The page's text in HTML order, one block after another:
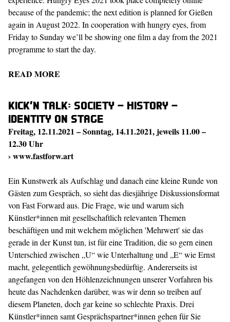
because of the pandemic; the next edition is planned for Gießen
again in August 2022. In cooperation with hungry eyes, from
Friday to Sunday we’ll be showing one film a day from the 2021
programme to start the day.
READ MORE
Kick’n Talk: Society – History –
Identity on Stage
Freitag, 12.11.2021 – Sonntag, 14.11.2021, jeweils 11.00 –
12.30 Uhr
›www.fastforw.art
Ein Kunstwerk als Aufschlag und danach eine kleine Runde von
Gästen zum Gespräch, so sieht das diesjährige Diskussionsformat
von Fast Forward aus. Die Frage, wie und warum sich
Künstler*innen mit gesellschaftlich relevanten Themen
beschäftigen und mit welchem möglichen 'Mehrwert' sie das
gerade in der Kunst tun, ist für eine Tradition, die so gern einen
Unterschied zwischen „U“ wie Unterhaltung und „E“ wie Ernst
macht, gelegentlich gewöhnungsbedürftig. Andererseits ist
angefangen von den Höhlenzeichnungen unserer Vorfahren bis
heute das Nachdenken darüber, was wir denn so treiben auf
diesem Planeten, doch gar keine so schlechte Praxis. Drei
Künstler*innen samt Gesprächspartner*innen gehen für Sie